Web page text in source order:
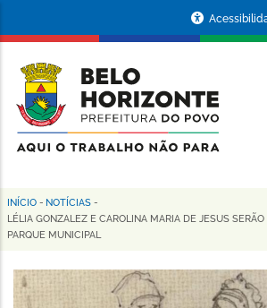
conteúdo
principal
da
Prefeitura
de
Horizonte
Trilha
de
navegação
INÍCIO - NOTÍCIAS -
LÉLIA GONZALEZ E CAROLINA MARIA DE JESUS
PARQUE MUNICIPAL